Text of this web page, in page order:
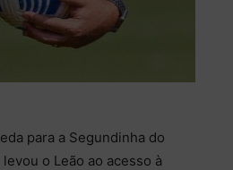
para a Segundinha do
o Leão ao acesso à